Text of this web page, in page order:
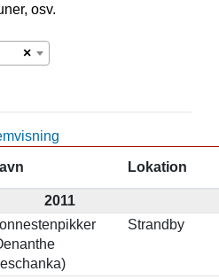
osv.
×
Lokation
2011
Strandby